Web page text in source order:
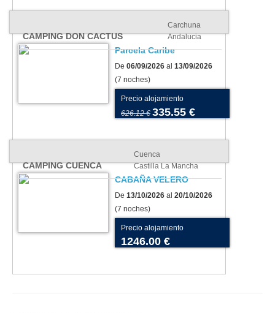
CAMPING DON CACTUS
Carchuna
Andalucia
Parcela Caribe
De 06/09/2026 al 13/09/2026
(7 noches)
Precio alojamiento
626.12 € 335.55 €
CAMPING CUENCA
Cuenca
Castilla La Mancha
CABAÑA VELERO
De 13/10/2026 al 20/10/2026
(7 noches)
Precio alojamiento
1246.00 €